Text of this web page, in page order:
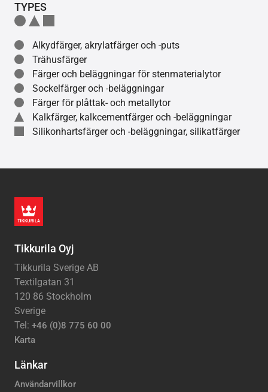
TYPES
Alkydfärger, akrylatfärger och -puts
Trähusfärger
Färger och beläggningar för stenmaterialytor
Sockelfärger och -beläggningar
Färger för plåttak- och metallytor
Kalkfärger, kalkcementfärger och -beläggningar
Silikonhartsfärger och -beläggningar, silikatfärger
Tikkurila Oyj
Tikkurila Sverige AB
Textilgatan 31
120 86 Stockholm
Sverige
Tel: +46 (0)8 775 60 00
Karta
Länkar
Användarvillkor